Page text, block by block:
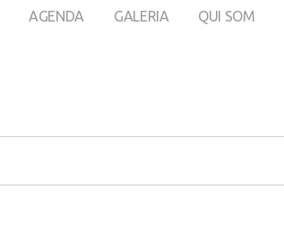
AGENDA GALERIA QUI SOM